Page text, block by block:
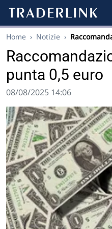
Home › Notizie ›
punta 0,5 euro
08/08/2025 14:06